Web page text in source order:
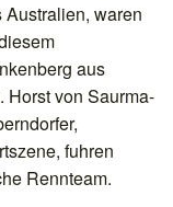
Australien, waren
aus
Horst von Saurma-
fuhren
Rennteam.